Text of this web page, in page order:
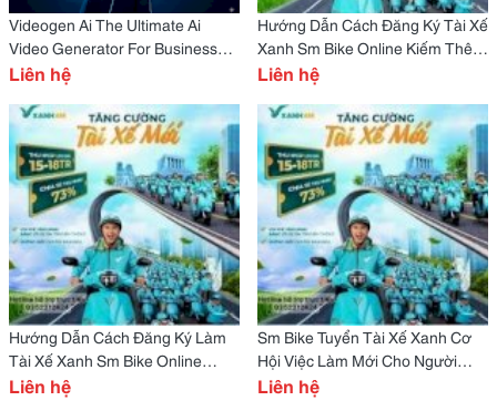
Videogen Ai The Ultimate Ai
Video Generator For Business
And Creators
Liên hệ
Hướng Dẫn Cách Đăng Ký Tài Xế
Xanh Sm Bike Online Kiếm Thêm
Thu Nhập Ổn Định, Chủ Động
Liên hệ
Hướng Dẫn Cách Đăng Ký Làm
Tài Xế Xanh Sm Bike Online
Kiếm Thêm Thu Nhập Ổn Định,
Liên hệ
Sm Bike Tuyển Tài Xế Xanh Cơ
Hội Việc Làm Mới Cho Người
Muốn Tăng Thu Nhập Và Chủ
Liên hệ